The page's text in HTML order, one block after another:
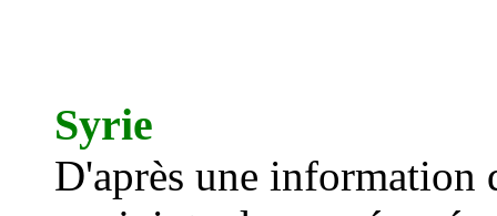
Syrie
D'après une information